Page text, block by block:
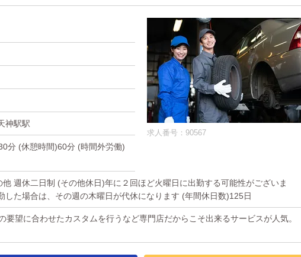
求人番号：90567
神駅駅
分 (休憩時間)60分 (時間外労働)
週休二日制 (その他休日)年に２回ほど火曜日に出勤する可能性がございま
た場合は、その週の木曜日が代休になります (年間休日数)125日
要望に合わせたカスタムを行うなど専門店だからこそ出来るサービスが人気。